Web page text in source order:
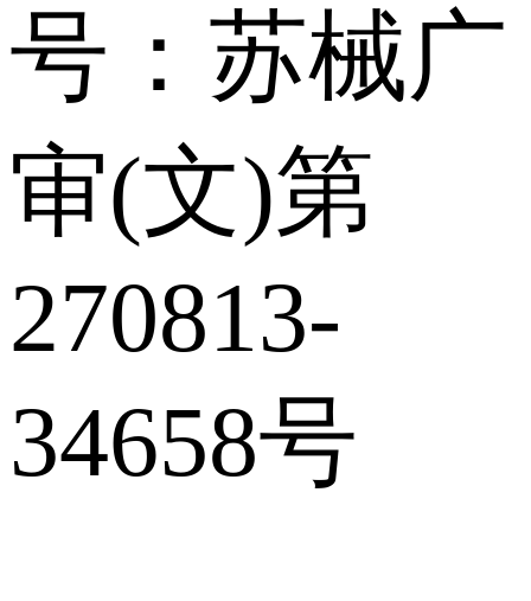
号：苏械广
审(文)第
270813-
34658号